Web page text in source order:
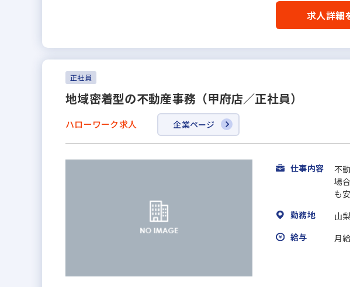
求人詳細
正社員
地域密着型の不動産事務（甲府店／正社員）
ハローワーク求人 企業ページ
仕事内容
不
場
も
勤務地
山
給与
月